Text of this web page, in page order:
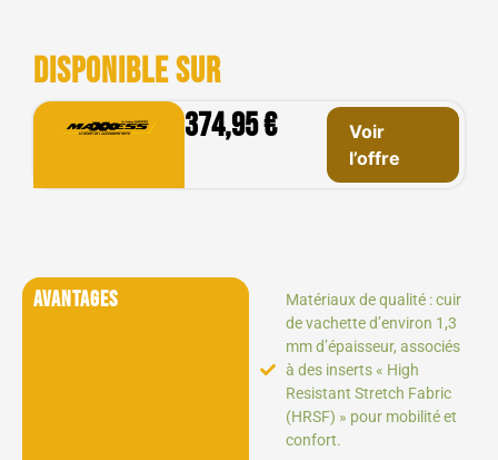
Disponible sur
374,95 €
Voir
l’offre
Avantages
Matériaux de qualité : cuir
de vachette d’environ 1,3
mm d’épaisseur, associés
à des inserts « High
Resistant Stretch Fabric
(HRSF) » pour mobilité et
confort.